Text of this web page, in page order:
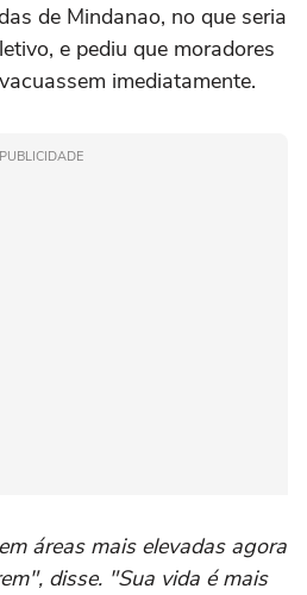
de Mindanao, no que seria
e pediu que moradores
imediatamente.
PUBLICIDADE
áreas mais elevadas agora
disse. "Sua vida é mais